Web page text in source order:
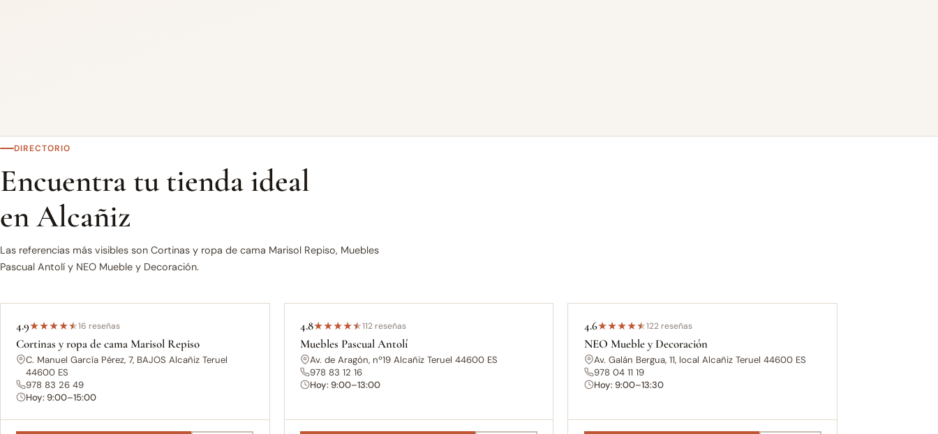
DIRECTORIO
Encuentra tu tienda ideal
en Alcañiz
Las referencias más visibles son Cortinas y ropa de cama Marisol Repiso, Muebles
Pascual Antolí y NEO Mueble y Decoración.
4.9★★★★★16 reseñas
Cortinas y ropa de cama Marisol Repiso
C. Manuel García Pérez, 7, BAJOS Alcañiz Teruel
44600 ES
978 83 26 49
Hoy: 9:00–15:00
4.8★★★★★112 reseñas
Muebles Pascual Antolí
Av. de Aragón, nº19 Alcañiz Teruel 44600 ES
978 83 12 16
Hoy: 9:00–13:00
4.6★★★★★122 reseñas
NEO Mueble y Decoración
Av. Galán Bergua, 11, local Alcañiz Teruel 44600 ES
978 04 11 19
Hoy: 9:00–13:30